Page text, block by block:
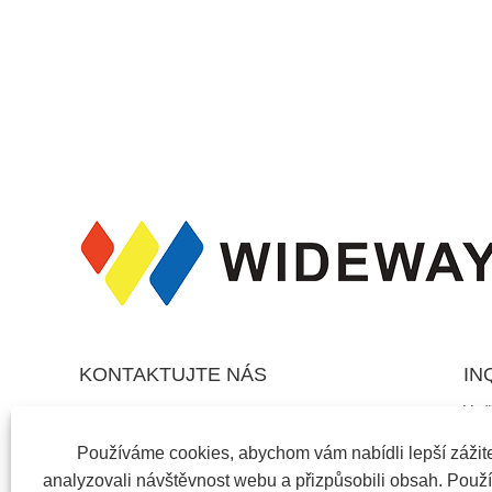
V
KONTAKTUJTE NÁS
Street, Zhenhai District, Ningbo City, Zhejiang,
Čína
Používáme cookies, abychom vám nabídli lepší
analyzovali návštěvnost webu a přizpůsobili obsah.